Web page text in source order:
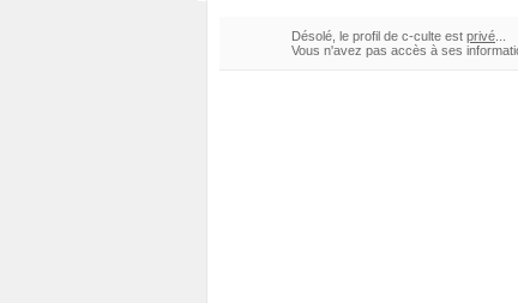
Désolé, le profil de c-culte est privé
Vous n'avez pas accès à ses